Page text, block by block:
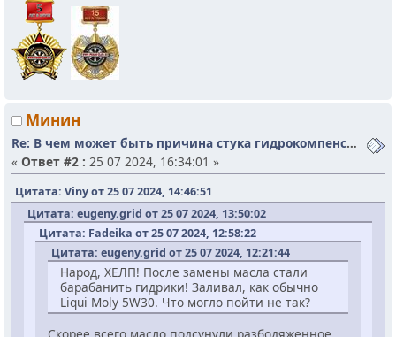
Минин
Re: В чем может быть причина стука гидрокомпенсаторов?
« Ответ #2 : 25 07 2024, 16:34:01 »
Цитата: Viny от 25 07 2024, 14:46:51
Цитата: eugeny.grid от 25 07 2024, 13:50:02
Цитата: Fadeika от 25 07 2024, 12:58:22
Цитата: eugeny.grid от 25 07 2024, 12:21:44
Народ, ХЕЛП! После замены масла стали
барабанить гидрики! Заливал, как обычно
Liqui Moly 5W30. Что могло пойти не так?